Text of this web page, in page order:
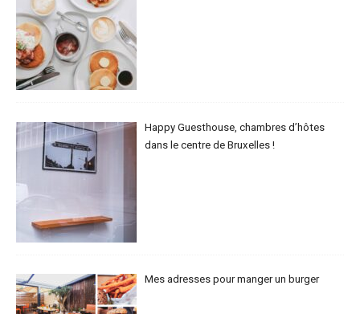
Happy Guesthouse, chambres d’hôtes
dans le centre de Bruxelles !
Mes adresses pour manger un burger